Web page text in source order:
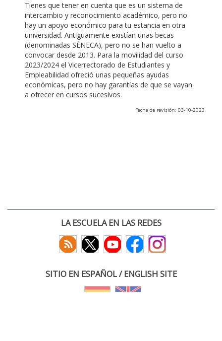
Tienes que tener en cuenta que es un sistema de
intercambio y reconocimiento académico, pero no
hay un apoyo económico para tu estancia en otra
universidad. Antiguamente existían unas becas
(denominadas SÉNECA), pero no se han vuelto a
convocar desde 2013. Para la movilidad del curso
2023/2024 el Vicerrectorado de Estudiantes y
Empleabilidad ofreció unas pequeñas ayudas
económicas, pero no hay garantías de que se vayan
a ofrecer en cursos sucesivos.
Fecha de revisión: 03-10-2023
LA ESCUELA EN LAS REDES
SITIO EN ESPAÑOL / ENGLISH SITE